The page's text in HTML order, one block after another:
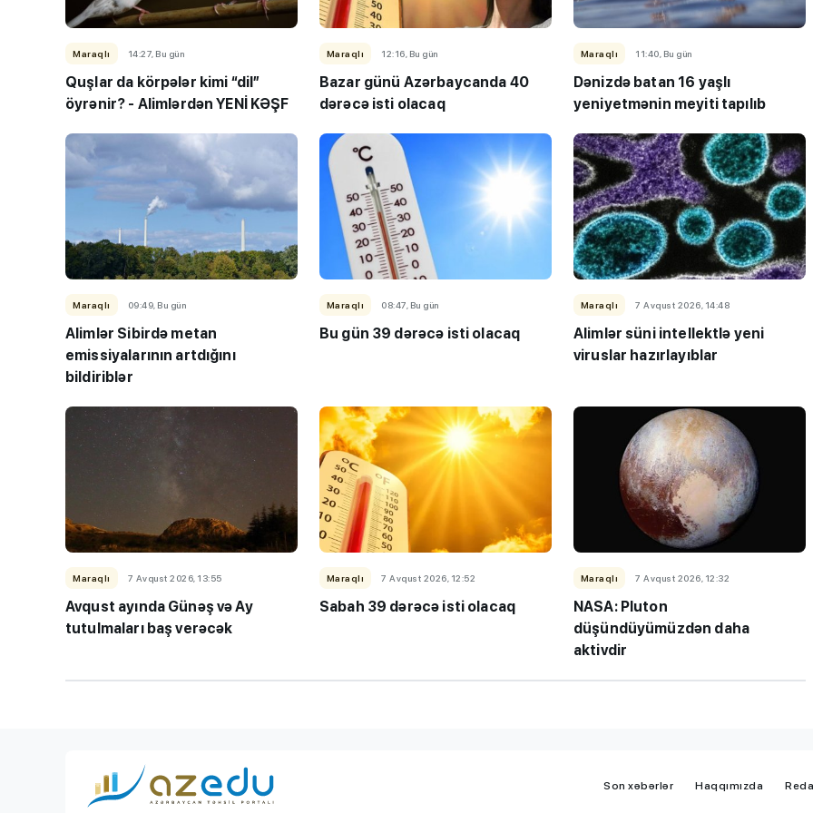
Maraqlı 14:27, Bu gün
Quşlar da körpələr kimi “dil”
öyrənir? - Alimlərdən YENİ KƏŞF
Maraqlı 12:16, Bu gün
Bazar günü Azərbaycanda 40
dərəcə isti olacaq
Maraqlı 11:40, Bu gün
Dənizdə batan 16 yaşlı
yeniyetmənin meyiti tapılıb
Maraqlı 09:49, Bu gün
Alimlər Sibirdə metan
emissiyalarının artdığını
bildiriblər
Maraqlı 08:47, Bu gün
Bu gün 39 dərəcə isti olacaq
Maraqlı 7 Avqust 2026, 14:48
Alimlər süni intellektlə yeni
viruslar hazırlayıblar
Maraqlı 7 Avqust 2026, 13:55
Avqust ayında Günəş və Ay
tutulmaları baş verəcək
Maraqlı 7 Avqust 2026, 12:52
Sabah 39 dərəcə isti olacaq
Maraqlı 7 Avqust 2026, 12:32
NASA: Pluton
düşündüyümüzdən daha
aktivdir
“Həftənin təhsil icmalı”- MİQ,
lisey seçimi, bağçalar və qəbul
imtahanları...
"Həftənin təhsil icmalı": Qəbul
marafonu başa çatdı,
müəllimlərin nəticələri dəyişdi...
BMU-İNHA ikili diplom
proqramına qəbul imtahanları
MİQ balına görə Bakı üzrə
birinci, respublika üzrə
OLDU
Son xəbərlər Haqqımızda